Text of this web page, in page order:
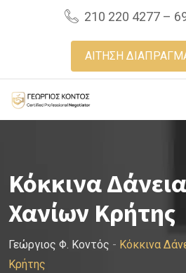
210 220 4277 –
ΑΙΤΗΣΗ
Κόκκινα
Χανίων Κρήτης
Γεώργιος Φ. Κοντός - Κόκκινα
Κρήτης